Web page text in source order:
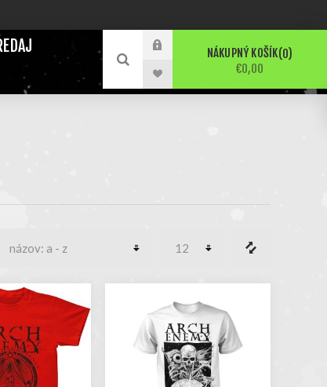
NÁKUPNÝ KOŠÍK 0
€0,00